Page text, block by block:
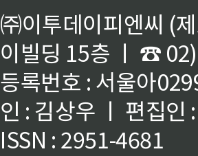
㈜이투데이피엔씨 (
이빌딩 15층 ㅣ ☎
등록번호 : 서울아
인 : 김상우 ㅣ 편집인
ISSN : 2951-4681